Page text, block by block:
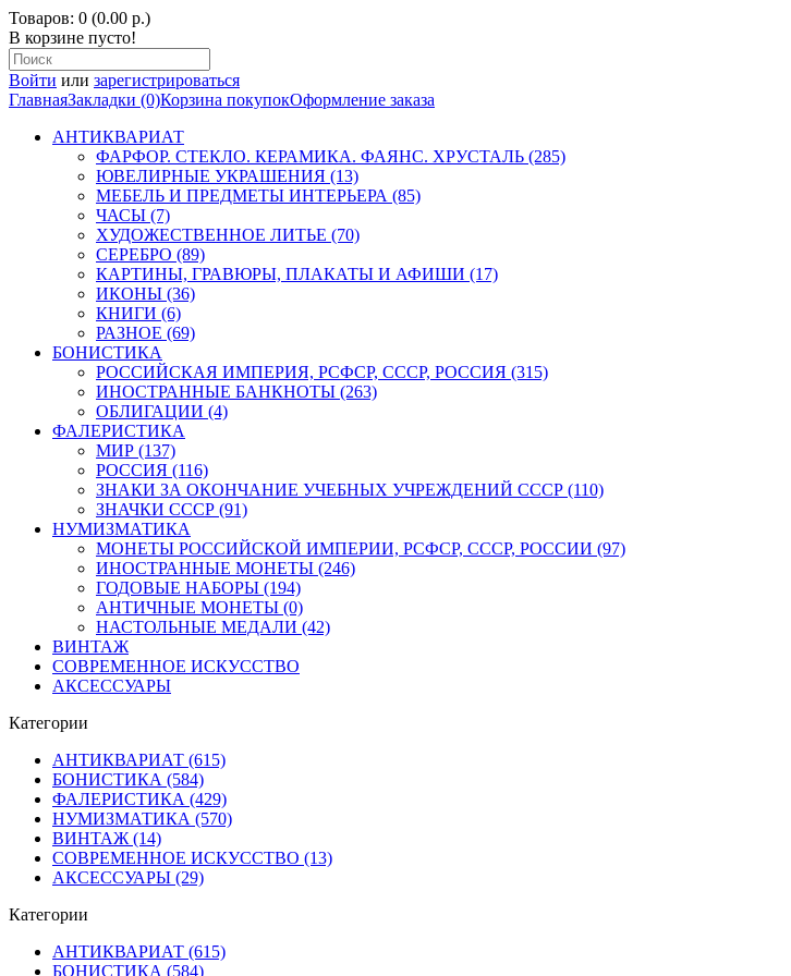
Товаров: 0 (0.00 р.)
В корзине пусто!
Войти или зарегистрироваться
ГлавнаяЗакладки (0)Корзина покупокОформление заказа
АНТИКВАРИАТ
ФАРФОР. СТЕКЛО. КЕРАМИКА. ФАЯНС. ХРУСТАЛЬ (285)
ЮВЕЛИРНЫЕ УКРАШЕНИЯ (13)
МЕБЕЛЬ И ПРЕДМЕТЫ ИНТЕРЬЕРА (85)
ЧАСЫ (7)
ХУДОЖЕСТВЕННОЕ ЛИТЬЕ (70)
СЕРЕБРО (89)
КАРТИНЫ, ГРАВЮРЫ, ПЛАКАТЫ И АФИШИ (17)
ИКОНЫ (36)
КНИГИ (6)
РАЗНОЕ (69)
БОНИСТИКА
РОССИЙСКАЯ ИМПЕРИЯ, РСФСР, СССР, РОССИЯ (315)
ИНОСТРАННЫЕ БАНКНОТЫ (263)
ОБЛИГАЦИИ (4)
ФАЛЕРИСТИКА
МИР (137)
РОССИЯ (116)
ЗНАКИ ЗА ОКОНЧАНИЕ УЧЕБНЫХ УЧРЕЖДЕНИЙ СССР (110)
ЗНАЧКИ СССР (91)
НУМИЗМАТИКА
МОНЕТЫ РОССИЙСКОЙ ИМПЕРИИ, РСФСР, СССР, РОССИИ (97)
ИНОСТРАННЫЕ МОНЕТЫ (246)
ГОДОВЫЕ НАБОРЫ (194)
АНТИЧНЫЕ МОНЕТЫ (0)
НАСТОЛЬНЫЕ МЕДАЛИ (42)
ВИНТАЖ
СОВРЕМЕННОЕ ИСКУССТВО
АКСЕССУАРЫ
Категории
АНТИКВАРИАТ (615)
БОНИСТИКА (584)
ФАЛЕРИСТИКА (429)
НУМИЗМАТИКА (570)
ВИНТАЖ (14)
СОВРЕМЕННОЕ ИСКУССТВО (13)
АКСЕССУАРЫ (29)
Категории
АНТИКВАРИАТ (615)
БОНИСТИКА (584)